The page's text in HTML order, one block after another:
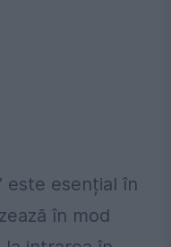
este esențial în
în mod